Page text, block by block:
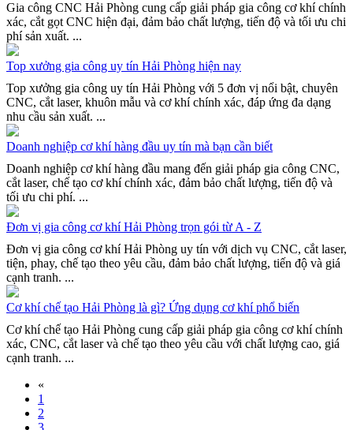
Gia công CNC Hải Phòng cung cấp giải pháp gia công cơ khí chính
xác, cắt gọt CNC hiện đại, đảm bảo chất lượng, tiến độ và tối ưu chi
phí sản xuất. ...
Top xưởng gia công uy tín Hải Phòng hiện nay
Top xưởng gia công uy tín Hải Phòng với 5 đơn vị nổi bật, chuyên
CNC, cắt laser, khuôn mẫu và cơ khí chính xác, đáp ứng đa dạng
nhu cầu sản xuất. ...
Doanh nghiệp cơ khí hàng đầu uy tín mà bạn cần biết
Doanh nghiệp cơ khí hàng đầu mang đến giải pháp gia công CNC,
cắt laser, chế tạo cơ khí chính xác, đảm bảo chất lượng, tiến độ và
tối ưu chi phí. ...
Đơn vị gia công cơ khí Hải Phòng trọn gói từ A - Z
Đơn vị gia công cơ khí Hải Phòng uy tín với dịch vụ CNC, cắt laser,
tiện, phay, chế tạo theo yêu cầu, đảm bảo chất lượng, tiến độ và giá
cạnh tranh. ...
Cơ khí chế tạo Hải Phòng là gì? Ứng dụng cơ khí phổ biến
Cơ khí chế tạo Hải Phòng cung cấp giải pháp gia công cơ khí chính
xác, CNC, cắt laser và chế tạo theo yêu cầu với chất lượng cao, giá
cạnh tranh. ...
«
1
2
3